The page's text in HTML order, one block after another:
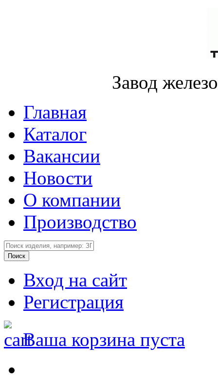
Завод
Главная
Каталог
Вакансии
Новости
О компании
Производство
Вход на сайт
Регистрация
Ваша корзина пуста